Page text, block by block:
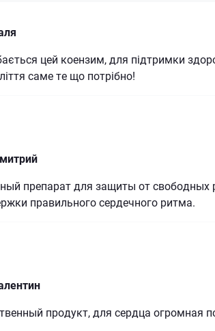
цей коензим, для підтримки
саме те що потрібно!
препарат для защиты от свободных
правильного сердечного ритма.
продукт, для сердца огромная